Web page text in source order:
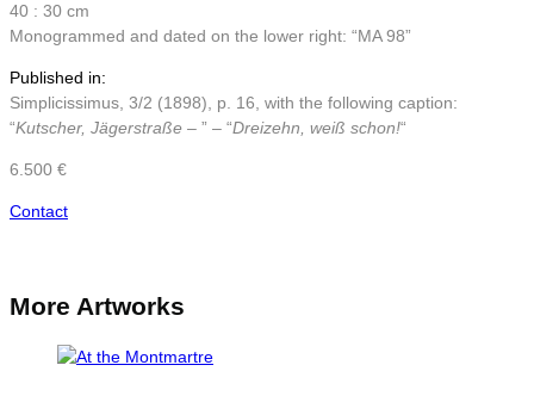
40 : 30 cm
Monogrammed and dated on the lower right: “MA 98”
Published in:
Simplicissimus, 3/2 (1898), p. 16, with the following caption:
“Kutscher, Jägerstraße – ” – “Dreizehn, weiß schon!“
6.500 €
Contact
More Artworks